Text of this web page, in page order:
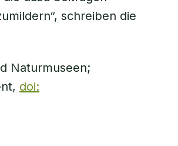
schreiben die
Naturmuseen;
doi: